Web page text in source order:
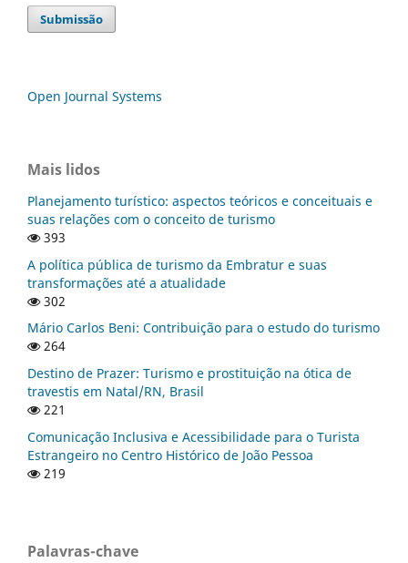
Submissão
Open Journal Systems
Mais lidos
Planejamento turístico: aspectos teóricos e conceituais e
suas relações com o conceito de turismo
393
A política pública de turismo da Embratur e suas
transformações até a atualidade
302
Mário Carlos Beni: Contribuição para o estudo do turismo
264
Destino de Prazer: Turismo e prostituição na ótica de
travestis em Natal/RN, Brasil
221
Comunicação Inclusiva e Acessibilidade para o Turista
Estrangeiro no Centro Histórico de João Pessoa
219
Palavras-chave